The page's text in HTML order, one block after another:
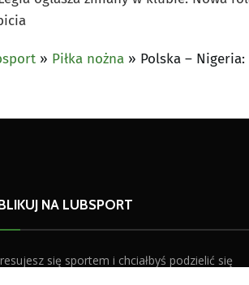
» Piłka nożna » Polska – Nigeria:
NA LUBSPORT
się sportem i chciałbyś podzielić się